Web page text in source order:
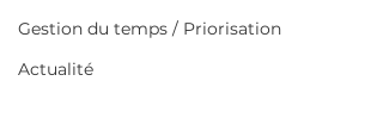
Gestion du temps / Priorisation
Actualité